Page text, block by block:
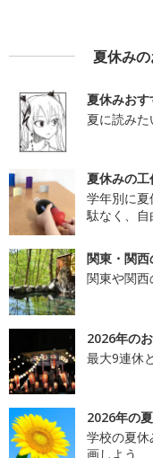
夏休み
夏休みお
夏に読みた
夏休みの
学年別に
駄なく、自
関東・関
関東や関
2026年の
最大9連休
2026年の
学校の夏
画しよう